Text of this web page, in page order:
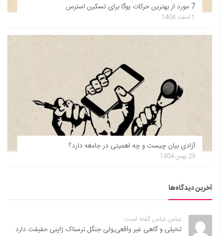
7 مورد از بهترین حرکات یوگا برای تسکین استرس
1 اسفند 1404
آزادی بیان چیست و چه اهمیتی در جامعه دارد؟
29 بهمن 1404
آخرین دیدگاه‌ها
عباس عباس گفته است:
تخیلی و گاهی غیر واقعی,ولی جنگل ترسناک ژاپنی حقیقت دارد